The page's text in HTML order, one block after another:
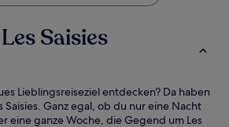
Saisies
Lieblingsreiseziel entdecken? Da haben
Saisies. Ganz egal, ob du nur eine Nacht
eine ganze Woche, die Gegend um Les